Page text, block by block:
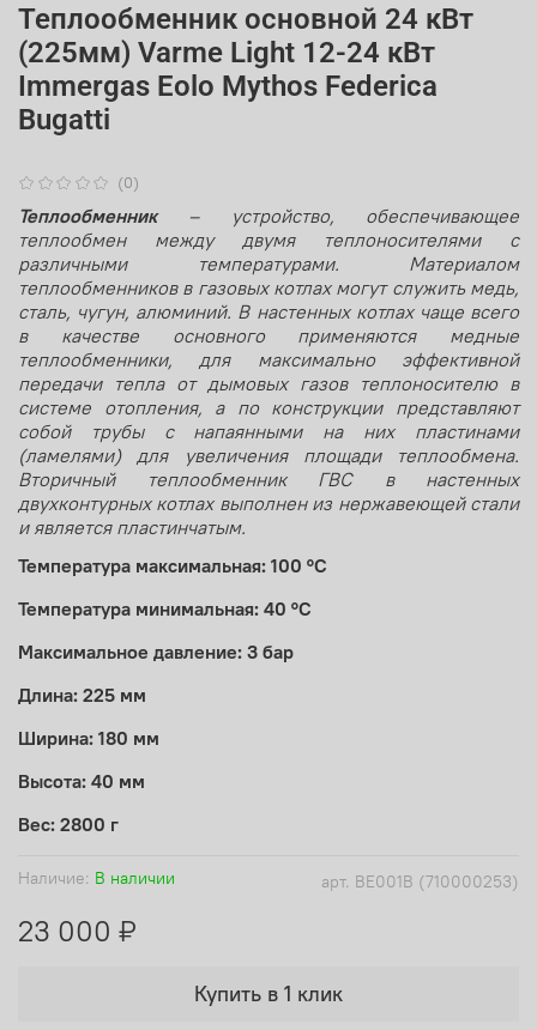
(0)
арт. BE001B (710000253)
Наличие: В наличии
Теплообменник основной 24 кВт
(225мм) Varme Light 12-24 кВт
Immergas Eolo Mythos Federica
Bugatti
23 000 ₽
Купить в 1 клик
Теплообменник
– устройство, обеспечивающее
теплообмен между двумя теплоносителями с
различными температурами. Материалом
теплообменников в газовых котлах могут служить медь,
сталь, чугун, алюминий. В настенных котлах чаще всего
в качестве основного применяются медные
теплообменники, для максимально эффективной
передачи тепла от дымовых газов теплоносителю в
системе отопления, а по конструкции представляют
собой трубы с напаянными на них пластинами
(ламелями) для увеличения площади теплообмена.
Вторичный теплообменник ГВС в настенных
двухконтурных котлах выполнен из нержавеющей стали
и является пластинчатым.
Температура максимальная: 100 °C
Температура минимальная: 40 °C
Максимальное давление: 3 бар
Длина: 225 мм
Ширина: 180 мм
Высота: 40 мм
Вес: 2800 г